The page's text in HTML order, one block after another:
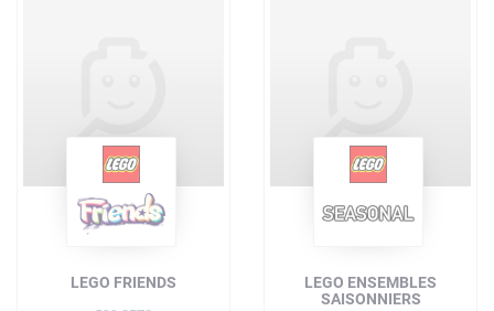
LEGO FRIENDS
LEGO ENSEMBLES
SAISONNIERS